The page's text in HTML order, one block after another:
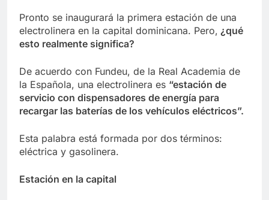
Pronto se inaugurará la primera estación de una
electrolinera en la capital dominicana. Pero, ¿qué
esto realmente significa?
De acuerdo con Fundeu, de la Real Academia de
la Española, una electrolinera es “estación de
servicio con dispensadores de energía para
recargar las baterías de los vehículos eléctricos”.
Esta palabra está formada por dos términos:
eléctrica y gasolinera.
Estación en la capital